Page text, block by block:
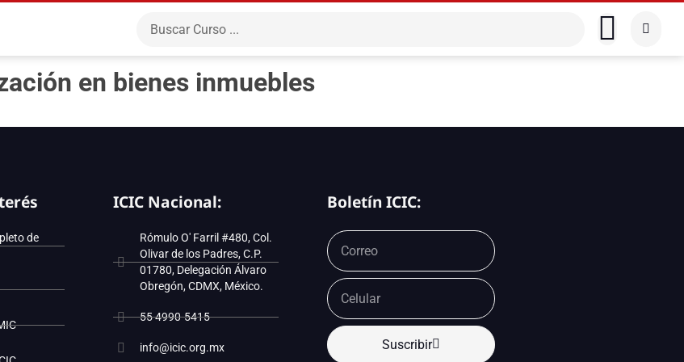
en bienes inmuebles
de
ICIC Nacional:
Rómulo O' Farril #480, Col.
Olivar de los Padres, C.P.
01780, Delegación Álvaro
Obregón, CDMX, México.
55 4990-5415
info@icic.org.mx
Boletín ICIC:
Suscribir